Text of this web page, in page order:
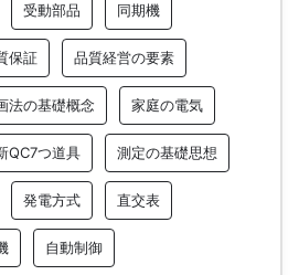
受動部品 同期機
保証 品質経営の要素
法の基礎概念 家庭の電気
QC7つ道具 測定の基礎思想
発電方式 直交表
自動制御